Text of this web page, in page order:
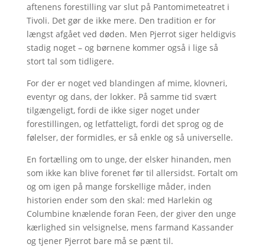
aftenens forestilling var slut på Pantomimeteatret i
Tivoli. Det gør de ikke mere. Den tradition er for
længst afgået ved døden. Men Pjerrot siger heldigvis
stadig noget – og børnene kommer også i lige så
stort tal som tidligere.
For der er noget ved blandingen af mime, klovneri,
eventyr og dans, der lokker. På samme tid svært
tilgængeligt, fordi de ikke siger noget under
forestillingen, og letfatteligt, fordi det sprog og de
følelser, der formidles, er så enkle og så universelle.
En fortælling om to unge, der elsker hinanden, men
som ikke kan blive forenet før til allersidst. Fortalt om
og om igen på mange forskellige måder, inden
historien ender som den skal: med Harlekin og
Columbine knælende foran Feen, der giver den unge
kærlighed sin velsignelse, mens farmand Kassander
og tjener Pjerrot bare må se pænt til.